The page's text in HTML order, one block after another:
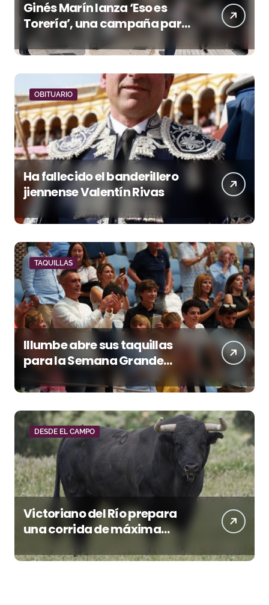
Ginés Marín lanza ‘Eso es
Torería’, una campaña para
reivindicar los valores del
toreo más allá del ruedo
OBITUARIO
Ha fallecido el banderillero
jiennense Valentín Rivas
TAQUILLAS
Illumbe abre sus taquillas
para la Semana Grande
Donostiarra
DESDE EL CAMPO
Victoriano del Río prepara
una corrida de máxima
seriedad para Ciudad Real
(En Vídeo)